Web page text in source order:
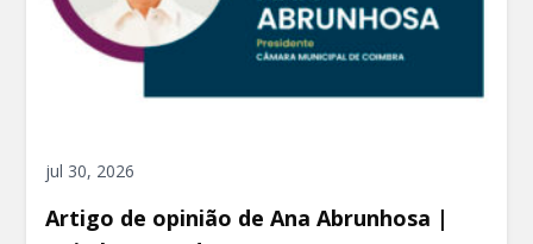
jul 30, 2026
Artigo de opinião de Ana Abrunhosa |